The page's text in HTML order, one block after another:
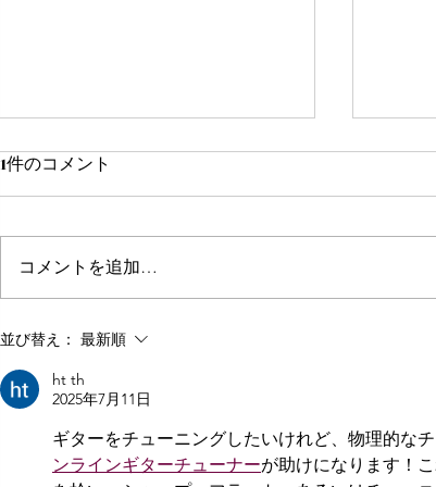
NO.615 モーリスF-12D
1件のコメント
コメントを追加…
並び替え： 最新順
ht th
2025年7月11日
ギターをチューニングしたいけれど、物理的な
ンラインギターチューナーが助けになります！